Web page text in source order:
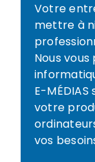
Votre
mettre à
Nous
E-
votre
vos